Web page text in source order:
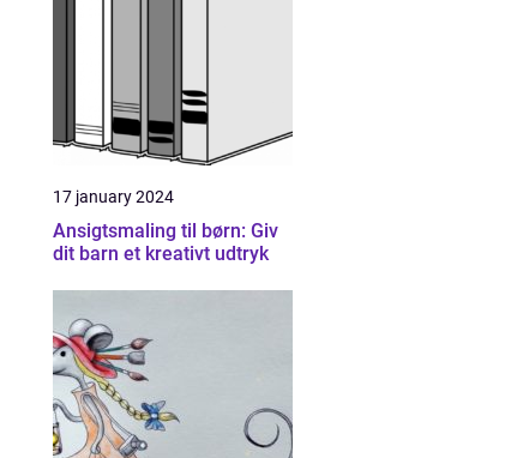
17 january 2024
Ansigtsmaling til børn: Giv
dit barn et kreativt udtryk